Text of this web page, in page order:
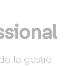
la gestió